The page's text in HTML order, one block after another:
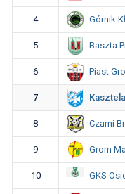
4 Górnik
5 Baszta
6 Piast
7
8 Czarni
9 Grom
10 GKS